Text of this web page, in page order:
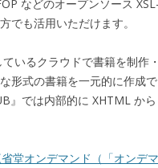
などのオープンソース
でも活用いただけます。
いるクラウドで書籍を制作
形式の書籍を一元的に作成
』では内部的に XHTML か
堂オンデマンド（「オンデ